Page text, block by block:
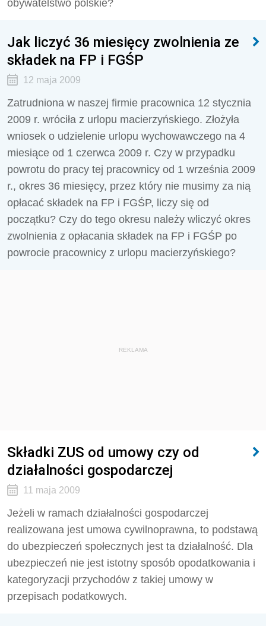
obywatelstwo polskie?
Jak liczyć 36 miesięcy zwolnienia ze
składek na FP i FGŚP
12 maja 2009
Zatrudniona w naszej firmie pracownica 12 stycznia
2009 r. wróciła z urlopu macierzyńskiego. Złożyła
wniosek o udzielenie urlopu wychowawczego na 4
miesiące od 1 czerwca 2009 r. Czy w przypadku
powrotu do pracy tej pracownicy od 1 września 2009
r., okres 36 miesięcy, przez który nie musimy za nią
opłacać składek na FP i FGŚP, liczy się od
początku? Czy do tego okresu należy wliczyć okres
zwolnienia z opłacania składek na FP i FGŚP po
powrocie pracownicy z urlopu macierzyńskiego?
REKLAMA
Składki ZUS od umowy czy od
działalności gospodarczej
11 maja 2009
Jeżeli w ramach działalności gospodarczej
realizowana jest umowa cywilnoprawna, to podstawą
do ubezpieczeń społecznych jest ta działalność. Dla
ubezpieczeń nie jest istotny sposób opodatkowania i
kategoryzacji przychodów z takiej umowy w
przepisach podatkowych.